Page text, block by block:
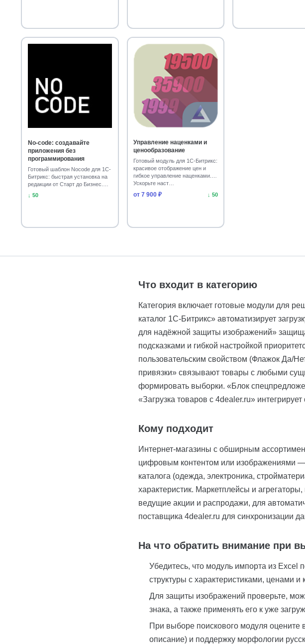
No-code: создавайте
приложения без
программирования
Готовый шаблон Nocode для 1С-
Битрикс: быстрая установка на
редакции от Старт до Бизнес.
Адаптивный д…
↓ 50
Управление наценками и
ценообразование
Готовый модуль для 1С-Битрикс:
красивое отображение цен и
гибкое управление наценками.
Ускорьте наст…
от 7 900 ₽ ↓ 50
Что входит в категорию
Категория включает готовые модули для
каталог 1С-Битрикс» автоматизирует
для надёжной защиты изображений»
подсказками и гибкой настройкой
пользовательским свойством (Флажок Да/
привязки» связывают товары с любыми
формировать выборки. «Блок
«Загрузка товаров с 4dealer.ru»
Кому подходит
Интернет-магазины с обширным
цифровым контентом или изображениями —
каталога (одежда, электроника,
характеристик. Маркетплейсы и
ведущие акции и распродажи, для
поставщика 4dealer.ru для синхронизации
На что обратить внимание при
Убедитесь, что модуль импорта из
структуры с характеристиками, ценами и
Для защиты изображений проверьте,
знака, а также применять его к уже
При выборе поискового модуля оцените
описание) и поддержку морфологии